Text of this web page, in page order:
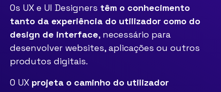
Os UX e UI Designers têm o conhecimento
tanto da experiência do utilizador como do
design de interface, necessário para
desenvolver websites, aplicações ou outros
produtos digitais.
O UX projeta o caminho do utilizador